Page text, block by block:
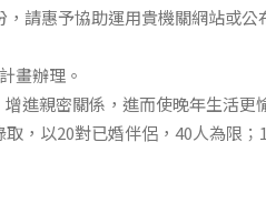
請惠予協助運用貴機關網站或
畫辦理。
進親密關係，進而使晚年生活更
，以20對已婚伴侶，40人為限；